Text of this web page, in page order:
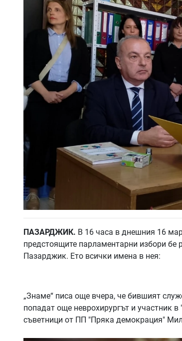
ПАЗАРДЖИК. В 16 часа в днешния 16
предстоящите парламентарни избори бе
Пазарджик. Ето всички имена в нея:
„Знаме“ писа още вчера, че бившият
попадат още неврохирургът и участник
съветници от ПП "Пряка демокрация"